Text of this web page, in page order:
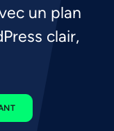
un plan
clair,